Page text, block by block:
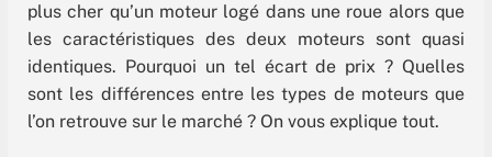
plus cher qu’un moteur logé dans une roue alors que
les caractéristiques des deux moteurs sont quasi
identiques. Pourquoi un tel écart de prix ? Quelles
sont les différences entre les types de moteurs que
l’on retrouve sur le marché ? On vous explique tout.